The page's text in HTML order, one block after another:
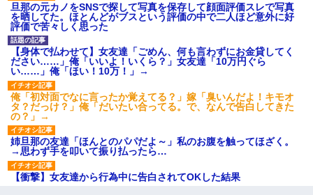
旦那の元カノをSNSで探して写真を保存して顔面評価スレで写真
を晒してた。ほとんどがブスという評価の中で二人ほど意外に好
評価で苦々しく思った
【身体で払わせて】女友達「ごめん、何も言わずにお金貸してく
ださい……」俺「いいよ！いくら？」女友達「10万円ぐら
い……」俺「ほい！10万！」→
俺「初対面でなに言ったか覚えてる？」嫁「臭いんだよ！キモオ
タ？だっけ？」俺「だいたい合ってる。で、なんで告白してきた
の？」→
姉旦那の友達「ほんとのパパだよ～」私のお腹を触ってほざく。
→思わず手を叩いて振り払ったら…
【衝撃】女友達から行為中に告白されてOKした結果